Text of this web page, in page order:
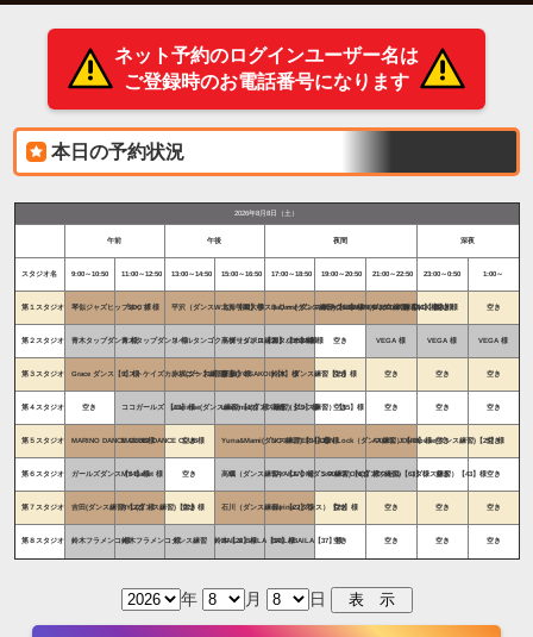
ネット予約のログインユーザー名は
ご登録時のお電話番号になります
本日の予約状況
2026年8月8日（土）
午前 午後 夜間 深夜
スタジオ名 9:00～10:50 11:00～12:50 13:00～14:50 15:00～16:50 17:00～18:50 19:00～20:50 21:00～22:50 23:00～0:50 1:00～
第１スタジオ 琴似ジャズヒップホップ 様
SDC 様 平沢（ダンスW.S）【48】様北海学園大学ストリートダンスサークルMAPPA（ダンス練習）【48】様
BaDass(ダンス練習)【54】様BLACK SWAN(ダンス練習)【54】様
BUDDYZ WAACK【54】様
空き 空き
第２スタジオ 青木タップダンス 様青木タップダンス 様リベルタンゴクラブサッポロ【25】バー3本様
高橋（ダンス練習）【25】様
スタジオR&D 様 空き VEGA 様 VEGA 様 VEGA 様
第３スタジオ Grace ダンス【9】様ミストケイズカンパニー【13】様
赤坂(ダンス練習)【9】様齋藤(YOSAKOI)【9】様鈴木 ダンス練習【15】様
空き 空き 空き 空き
第４スタジオ 空き ココガールズ 【13】様utarimse(ダンス練習)【19】様utarimse(ダンス練習)【19】様高倉（ダンス練習）【15】様
空き 空き 空き 空き
第５スタジオ MARINO DANCE CLUB様MARINO DANCE CLUB様
空き Yuna&Mami(ダンス練習)【34】様
NO FILTER【43】様JDN Lock（ダンス練習）【43】様
AXCEL JDN House(ダンス練習)【25】様
空き 空き
第６スタジオ ガールズダンス【34】様
MY Ballet 様 空き 高蠣（ダンス練習）【17】様SAYAKA ON(ダンス練習)【63】様
SAYAKA ON(ダンス練習)【63】様
アクセル （ダンス練習）【43】様
空き 空き
第７スタジオ 吉田(ダンス練習)【22】様RYL(ダンス練習)【22】様
空き 石川（ダンス練習）【22】様marina（ダンス）【25】様
空き 空き 空き 空き
第８スタジオ 鈴木フラメンコ 様鈴木フラメンコ 様ダンス練習 鈴木【22】様BAILA BAILA【37】様BAILABAILA【37】様空き 空き 空き 空き
年 月 日